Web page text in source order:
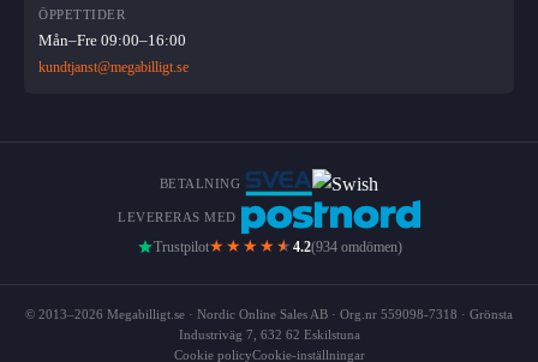
ÖPPETTIDER
Mån–Fre 09:00–16:00
kundtjanst@megabilligt.se
BETALNING
LEVERERAS MED
Trustpilot★★★★ ★ 4.2(934 omdömen)
© 2013–2026 Megabilligt.se · Nordic Online Sales AB · Org.nr 559098-7318 · Grönsta
Industriväg 7, 632 62 Eskilstuna
Cookie policyCookie-inställningar